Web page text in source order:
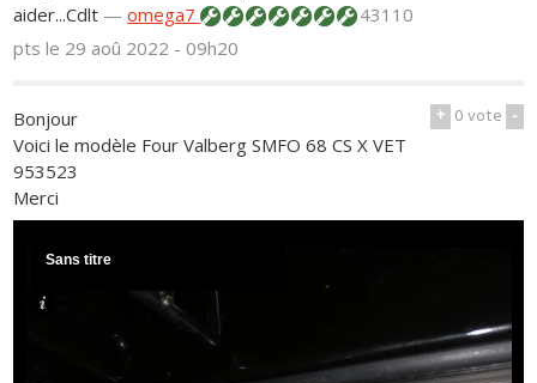
aider...Cdlt —omega7
43110
ptsle 29 aoû 2022 - 09h20
+ 0vote -
Bonjour
Voici le modèle Four Valberg SMFO 68 CS X VET
953523
Merci
Sans titre